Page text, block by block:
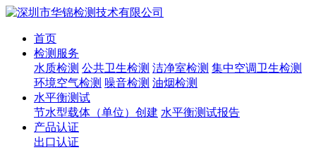
首页
检测服务
水质检测 公共卫生检测 洁净室检测 集中空调卫生检测
环境空气检测 噪音检测 油烟检测
水平衡测试
节水型载体（单位）创建 水平衡测试报告
产品认证
出口认证